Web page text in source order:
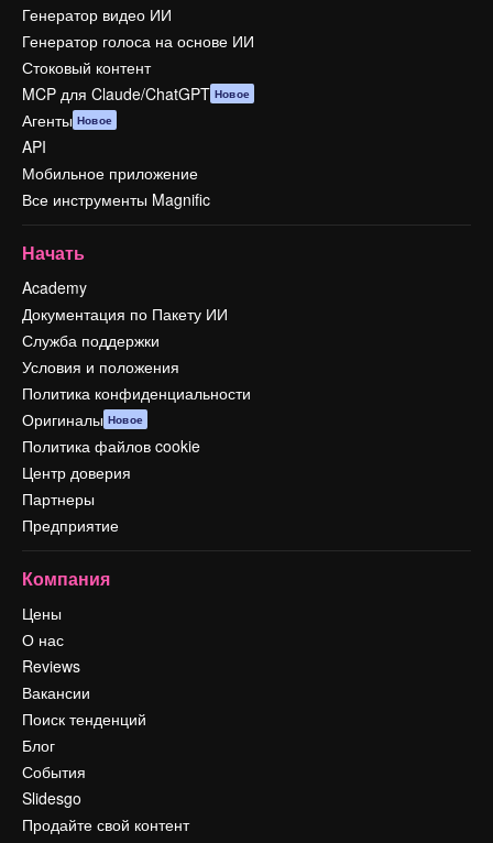
Генератор видео ИИ
Генератор голоса на основе ИИ
Стоковый контент
MCP для Claude/ChatGPT Новое
Агенты Новое
API
Мобильное приложение
Все инструменты Magnific
Начать
Academy
Документация по Пакету ИИ
Служба поддержки
Условия и положения
Политика конфиденциальности
Оригиналы Новое
Политика файлов cookie
Центр доверия
Партнеры
Предприятие
Компания
Цены
О нас
Reviews
Вакансии
Поиск тенденций
Блог
События
Slidesgo
Продайте свой контент